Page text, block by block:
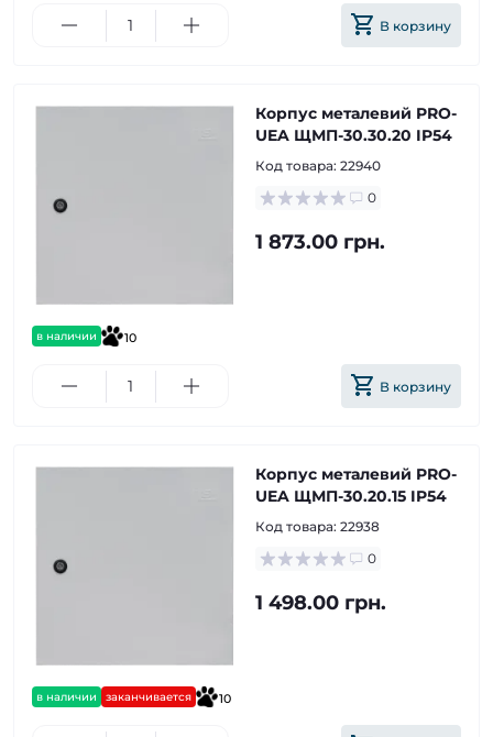
В корзину
в наличии 10
Корпус металевий PRO-
UEA ЩМП-30.30.20 IP54
Код товара: 22940
0
1 873.00 грн.
В корзину
в наличии заканчивается 10
Корпус металевий PRO-
UEA ЩМП-30.20.15 IP54
Код товара: 22938
0
1 498.00 грн.